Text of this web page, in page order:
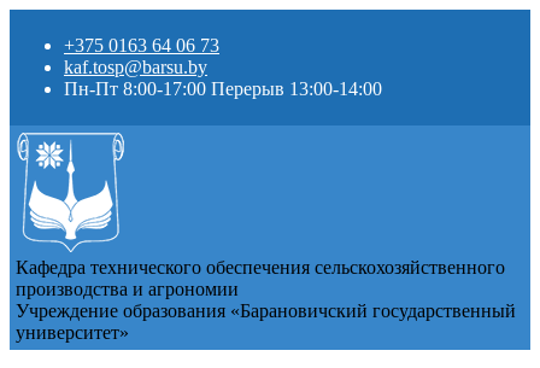
+375 0163 64 06 73
kaf.tosp@barsu.by
Пн-Пт 8:00-17:00 Перерыв 13:00-14:00
Кафедра технического обеспечения сельскохозяйственного
производства и агрономии
Учреждение образования «Барановичский государственный
университет»